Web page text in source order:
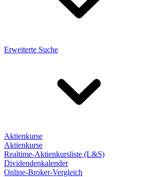
Erweiterte Suche
Aktienkurse
Aktienkurse
Realtime-Aktienkursliste (L&S)
Dividendenkalender
Online-Broker-Vergleich